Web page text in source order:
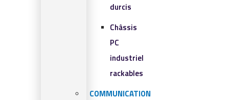
durcis
Châssis
PC
industriel
rackables​
COMMUNICATION